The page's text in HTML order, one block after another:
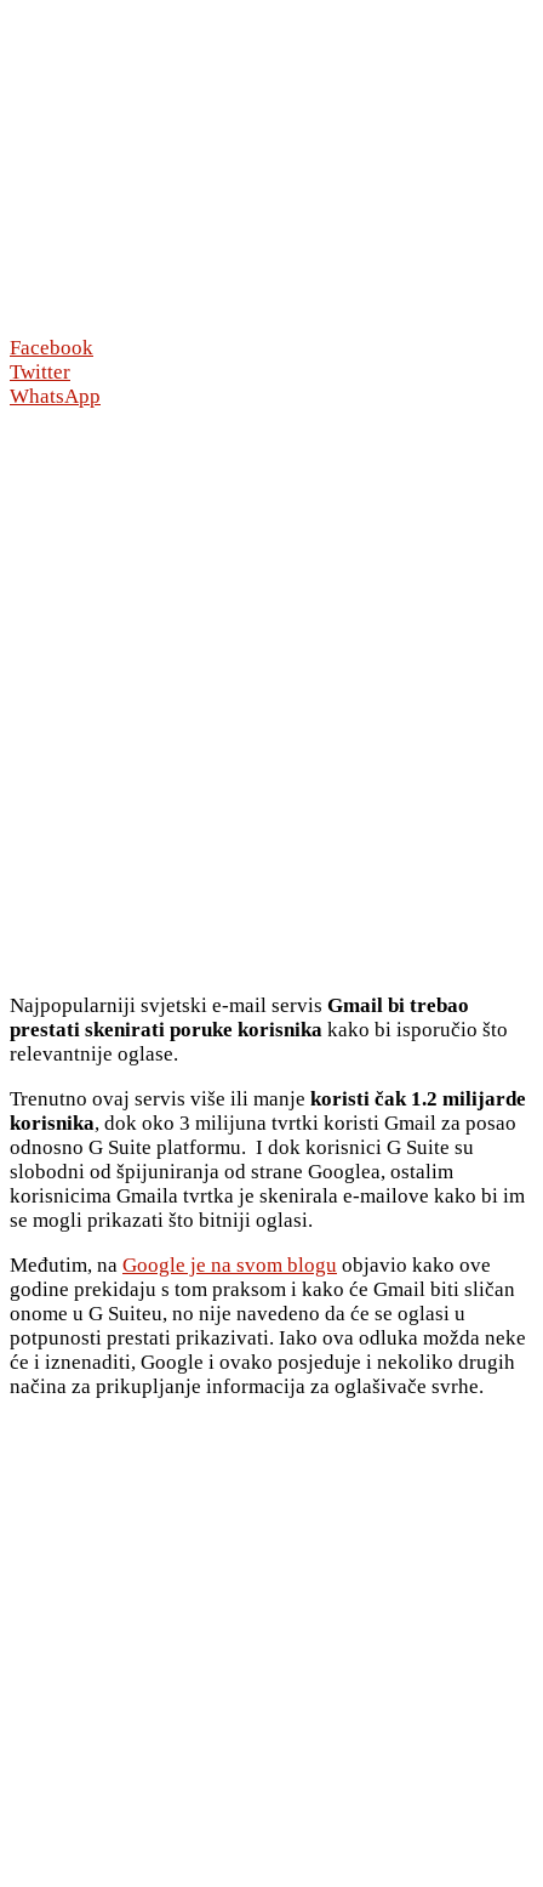
Facebook
Twitter
WhatsApp
Najpopularniji svjetski e-mail servis Gmail bi trebao
prestati skenirati poruke korisnika kako bi isporučio što
relevantnije oglase.
Trenutno ovaj servis više ili manje koristi čak 1.2 milijarde
korisnika, dok oko 3 milijuna tvrtki koristi Gmail za posao
odnosno G Suite platformu. I dok korisnici G Suite su
slobodni od špijuniranja od strane Googlea, ostalim
korisnicima Gmaila tvrtka je skenirala e-mailove kako bi im
se mogli prikazati što bitniji oglasi.
Međutim, na Google je na svom blogu objavio kako ove
godine prekidaju s tom praksom i kako će Gmail biti sličan
onome u G Suiteu, no nije navedeno da će se oglasi u
potpunosti prestati prikazivati. Iako ova odluka možda neke
će i iznenaditi, Google i ovako posjeduje i nekoliko drugih
načina za prikupljanje informacija za oglašivače svrhe.